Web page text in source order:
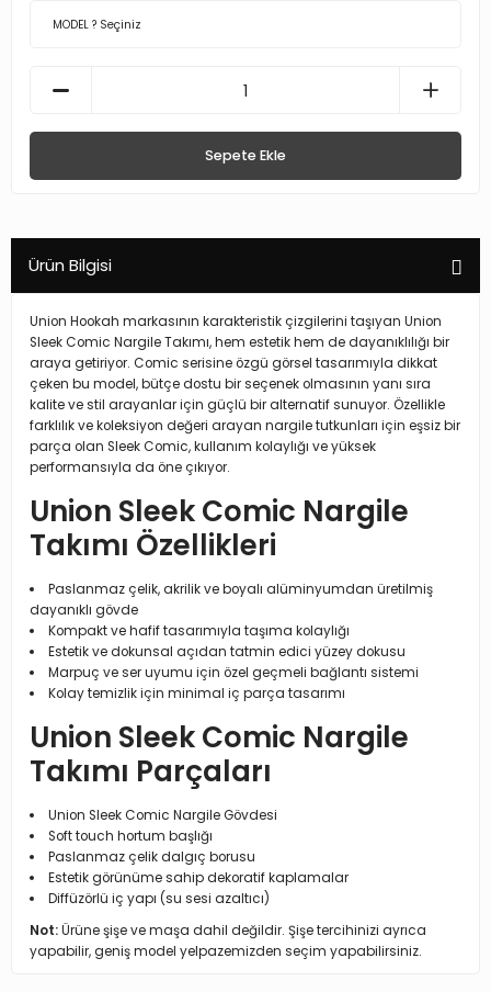
Sepete Ekle
Ürün Bilgisi
Union Hookah markasının karakteristik çizgilerini taşıyan Union
Sleek Comic Nargile Takımı, hem estetik hem de dayanıklılığı bir
araya getiriyor. Comic serisine özgü görsel tasarımıyla dikkat
çeken bu model, bütçe dostu bir seçenek olmasının yanı sıra
kalite ve stil arayanlar için güçlü bir alternatif sunuyor. Özellikle
farklılık ve koleksiyon değeri arayan nargile tutkunları için eşsiz bir
parça olan Sleek Comic, kullanım kolaylığı ve yüksek
performansıyla da öne çıkıyor.
Union Sleek Comic Nargile
Takımı Özellikleri
Paslanmaz çelik, akrilik ve boyalı alüminyumdan üretilmiş
dayanıklı gövde
Kompakt ve hafif tasarımıyla taşıma kolaylığı
Estetik ve dokunsal açıdan tatmin edici yüzey dokusu
Marpuç ve ser uyumu için özel geçmeli bağlantı sistemi
Kolay temizlik için minimal iç parça tasarımı
Union Sleek Comic Nargile
Takımı Parçaları
Union Sleek Comic Nargile Gövdesi
Soft touch hortum başlığı
Paslanmaz çelik dalgıç borusu
Estetik görünüme sahip dekoratif kaplamalar
Diffüzörlü iç yapı (su sesi azaltıcı)
Not:Ürüne şişe ve maşa dahil değildir. Şişe tercihinizi ayrıca
yapabilir, geniş model yelpazemizden seçim yapabilirsiniz.